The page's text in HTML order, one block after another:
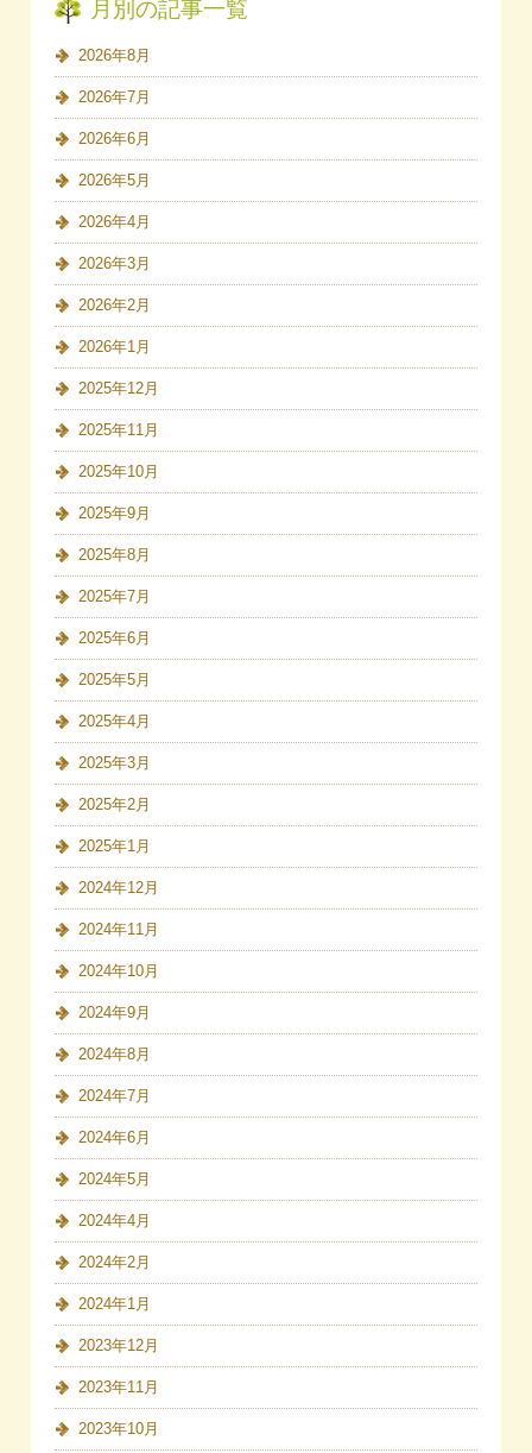
月別の記事一覧
2026年8月
2026年7月
2026年6月
2026年5月
2026年4月
2026年3月
2026年2月
2026年1月
2025年12月
2025年11月
2025年10月
2025年9月
2025年8月
2025年7月
2025年6月
2025年5月
2025年4月
2025年3月
2025年2月
2025年1月
2024年12月
2024年11月
2024年10月
2024年9月
2024年8月
2024年7月
2024年6月
2024年5月
2024年4月
2024年2月
2024年1月
2023年12月
2023年11月
2023年10月